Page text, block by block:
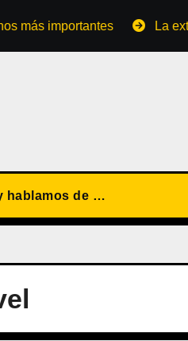
importantes La extraña
hablamos de …